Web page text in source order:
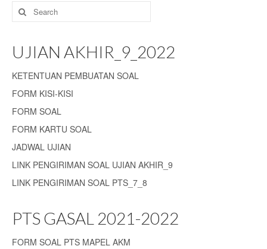
Search
for:
UJIAN AKHIR_9_2022
KETENTUAN PEMBUATAN SOAL
FORM KISI-KISI
FORM SOAL
FORM KARTU SOAL
JADWAL UJIAN
LINK PENGIRIMAN SOAL UJIAN AKHIR_9
LINK PENGIRIMAN SOAL PTS_7_8
PTS GASAL 2021-2022
FORM SOAL PTS MAPEL AKM